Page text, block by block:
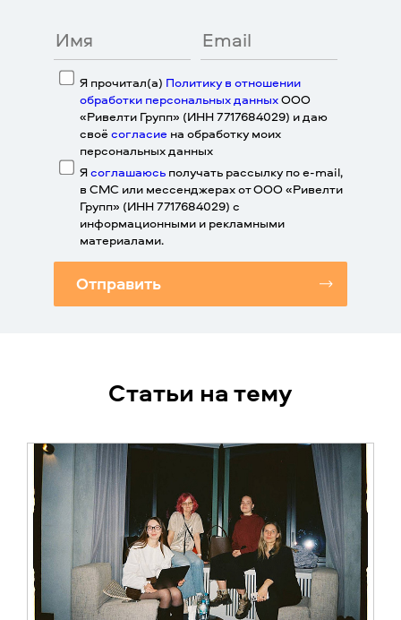
Я прочитал(а) Политику в отношении
обработки персональных данныхООО
«Ривелти Групп» (ИНН 7717684029) и даю
своёсогласие на обработку моих
персональных данных
Ясоглашаюсь получать рассылку по e-mail,
в СМС или мессенджерах от ООО «Ривелти
Групп» (ИНН 7717684029) с
информационными и рекламными
материалами.
Отправить
Статьи на тему